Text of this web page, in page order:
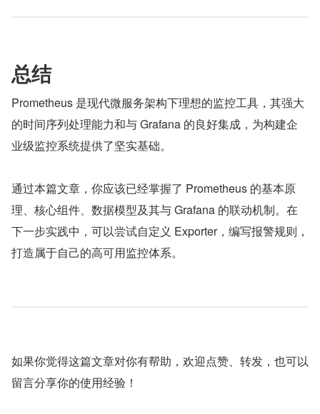
总结
Prometheus 是现代微服务架构下理想的监控工具，其强大
的时间序列处理能力和与 Grafana 的良好集成，为构建企
业级监控系统提供了坚实基础。
通过本篇文章，你应该已经掌握了 Prometheus 的基本原
理、核心组件、数据模型及其与 Grafana 的联动机制。在
下一步实践中，可以尝试自定义 Exporter，编写报警规则，
打造属于自己的高可用监控体系。
如果你觉得这篇文章对你有帮助，欢迎点赞、转发，也可以
留言分享你的使用经验！